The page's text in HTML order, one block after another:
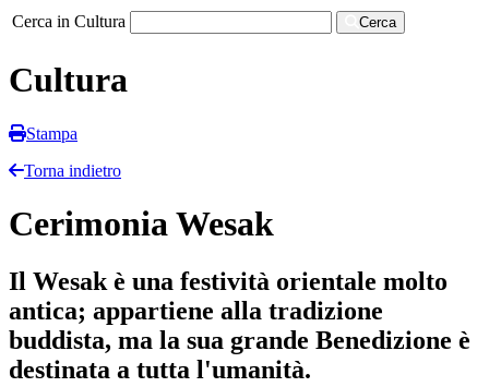
Cerca in Cultura Cerca
Cultura
Stampa
Torna indietro
Cerimonia Wesak
Il Wesak è una festività orientale molto
antica; appartiene alla tradizione
buddista, ma la sua grande Benedizione è
destinata a tutta l'umanità.